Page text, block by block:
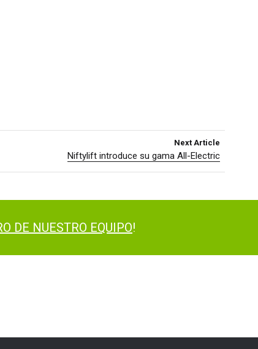
Next Article
Niftylift introduce su gama All-Electric
DE NUESTRO EQUIPO!